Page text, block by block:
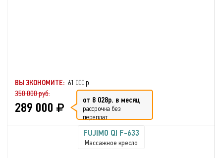
ВЫ ЭКОНОМИТЕ: 61 000 р.
350 000 руб.
289 000 от 8 028р. в месяц
рассрочка без
переплат
FUJIMO QI F-633
Массажное кресло